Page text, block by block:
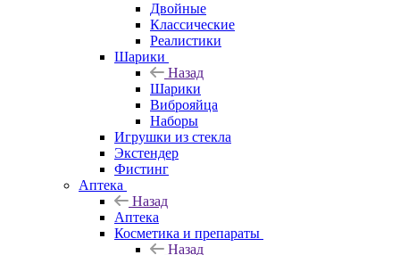
Двойные
Классические
Реалистики
Шарики
Назад
Шарики
Виброяйца
Наборы
Игрушки из стекла
Экстендер
Фистинг
Аптека
Назад
Аптека
Косметика и препараты
Назад